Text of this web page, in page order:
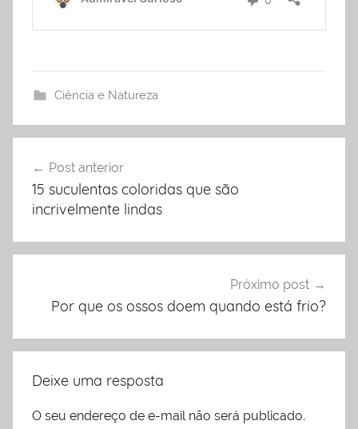
Ciência e Natureza
Navegação
de
Post anterior
15 suculentas coloridas que são
incrivelmente lindas
Próximo post
Por que os ossos doem quando está frio?
Deixe uma resposta
O seu endereço de e-mail não será publicado.